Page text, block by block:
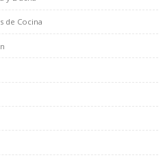
Incendio
Robo
y Ducha
de Cocina